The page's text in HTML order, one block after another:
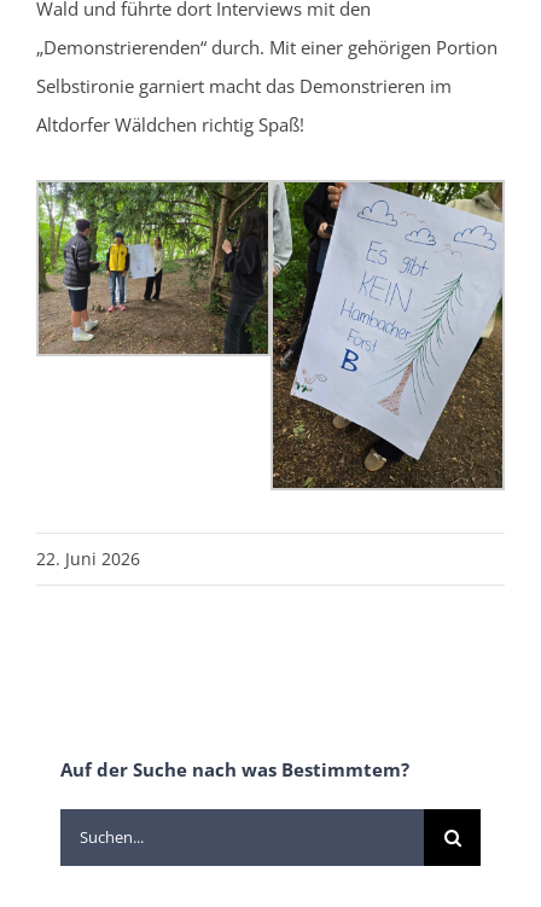
Wald und führte dort Interviews mit den
„Demonstrierenden“ durch. Mit einer gehörigen Portion
Selbstironie garniert macht das Demonstrieren im
Altdorfer Wäldchen richtig Spaß!
22. Juni 2026
Auf der Suche nach was Bestimmtem?
Suche
nach: